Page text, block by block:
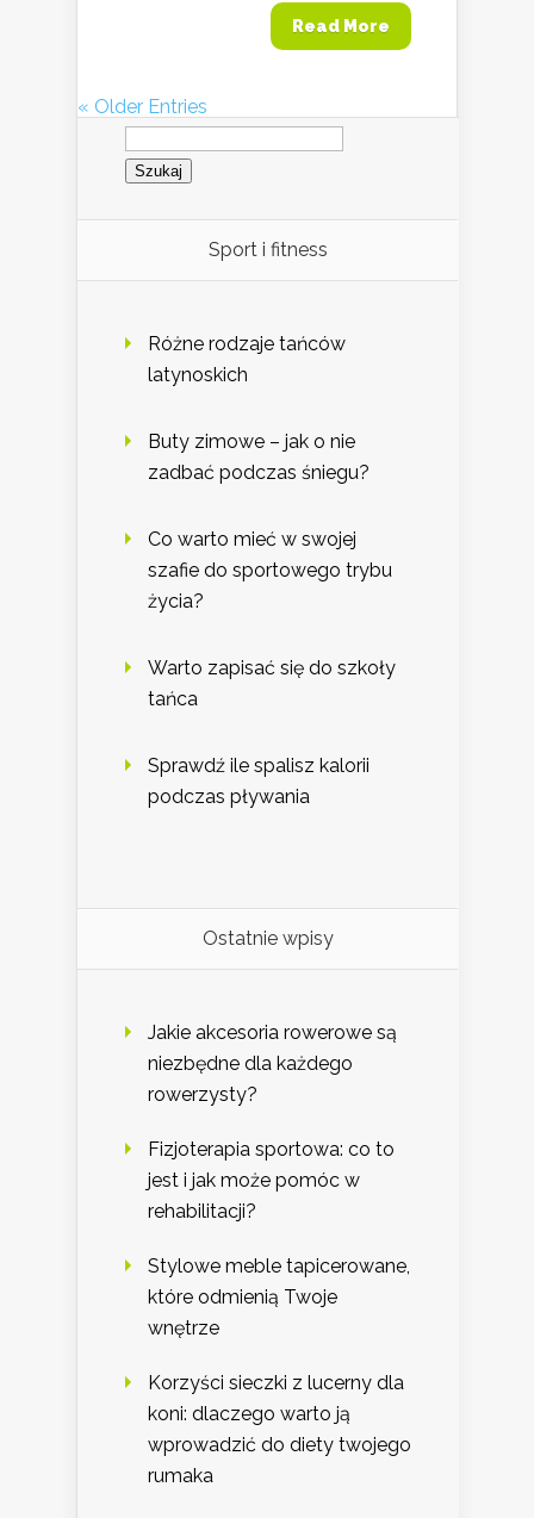
Read More
« Older Entries
Szukaj:
Sport i fitness
Różne rodzaje tańców
latynoskich
Buty zimowe – jak o nie
zadbać podczas śniegu?
Co warto mieć w swojej
szafie do sportowego trybu
życia?
Warto zapisać się do szkoły
tańca
Sprawdź ile spalisz kalorii
podczas pływania
Ostatnie wpisy
Jakie akcesoria rowerowe są
niezbędne dla każdego
rowerzysty?
Fizjoterapia sportowa: co to
jest i jak może pomóc w
rehabilitacji?
Stylowe meble tapicerowane,
które odmienią Twoje
wnętrze
Korzyści sieczki z lucerny dla
koni: dlaczego warto ją
wprowadzić do diety twojego
rumaka